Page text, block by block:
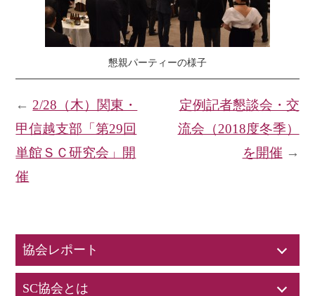
懇親パーティーの様子
定例記者懇談会・交
流会（2018度冬季）
を開催 →
←2/28（木）関東・
甲信越支部「第29回
単館ＳＣ研究会」開
催
協会レポート
SC協会とは